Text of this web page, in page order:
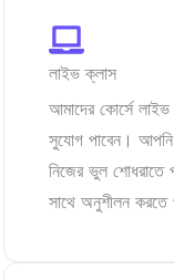
লাইভ ক্লাস
আমাদের কোর্সে লাইভ
সুযোগ পাবেন। আপনি
নিজের ভুল শোধরাতে
সাথে অনুশীলন করতে